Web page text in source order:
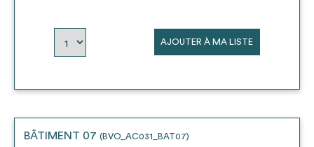
AJOUTER À MA LISTE
BÂTIMENT 07 (BVO_AC031_BAT07)